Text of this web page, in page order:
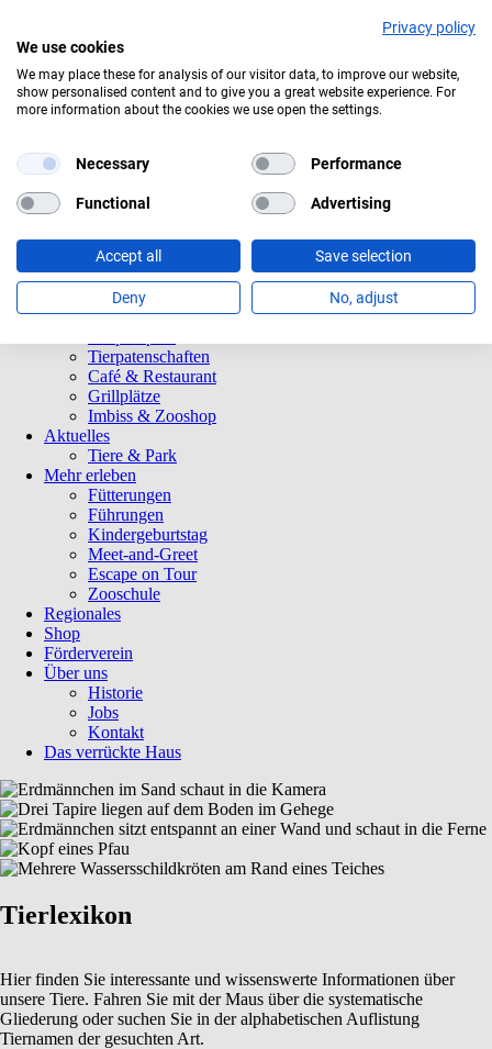
Aktuelles Wetter:
NavigationInformationen
Eintrittspreise
Saisonkarten
Besuch mit Beeinträchtigungen
Tierparkordnung
Spenden
Barrierefreiheit
Tiere und Park
Tierlexikon
Tierpatenschaften
Café & Restaurant
Grillplätze
Imbiss & Zooshop
Aktuelles
Tiere & Park
Mehr erleben
Fütterungen
Führungen
Kindergeburtstag
Meet-and-Greet
Escape on Tour
Zooschule
Regionales
Shop
Förderverein
Über uns
Historie
Jobs
Kontakt
Das verrückte Haus
Tierlexikon
Hier finden Sie interessante und wissenswerte Informationen über
unsere Tiere. Fahren Sie mit der Maus über die systematische
Gliederung oder suchen Sie in der alphabetischen Auflistung
Tiernamen der gesuchten Art.
Privacy policy
We use cookies
We may place these for analysis of our visitor data, to improve our website,
show personalised content and to give you a great website experience. For
more information about the cookies we use open the settings.
Necessary Performance
Functional Advertising
Accept all Save selection
Deny No, adjust